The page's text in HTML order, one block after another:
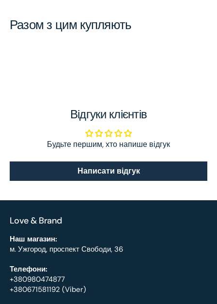
Разом з цим купляють
Відгуки клієнтів
Будьте першим, хто напише відгук
Написати відгук
Love & Brand
Наш магазин:
м. Ужгород, проспект Свободи, 36
Телефони:
+380980474877
+380671581192 (Viber)